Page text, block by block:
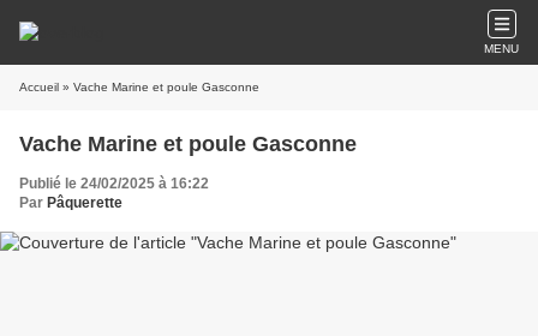
MENU
Accueil » Vache Marine et poule Gasconne
Vache Marine et poule Gasconne
Publié le 24/02/2025 à 16:22
Par Pâquerette